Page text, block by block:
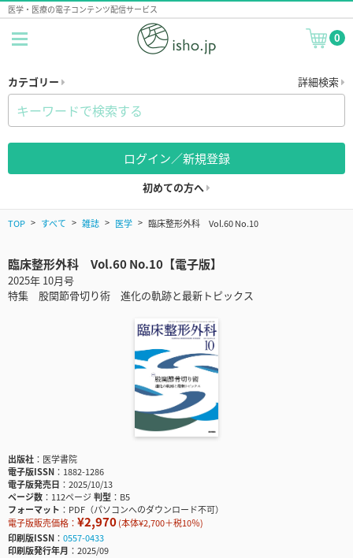
医学・医療の電子コンテンツ配信サービス
0
カテゴリー 詳細検索
ログイン／新規登録
初めての方へ
TOP すべて 雑誌 医学 臨床整形外科 Vol.60 No.10
臨床整形外科 Vol.60 No.10【電子版】
2025年 10月号
特集 股関節骨切り術 進化の軌跡と最新トピックス
出版社
医学書院
電子版ISSN
1882-1286
電子版発売日
2025/10/13
ページ数
112ページ判型
B5
フォーマット
PDF（パソコンへのダウンロード不可）
電子版販売価格： ¥2,970(本体¥2,700＋税10％)
印刷版ISSN
0557-0433
印刷版発行年月
2025/09